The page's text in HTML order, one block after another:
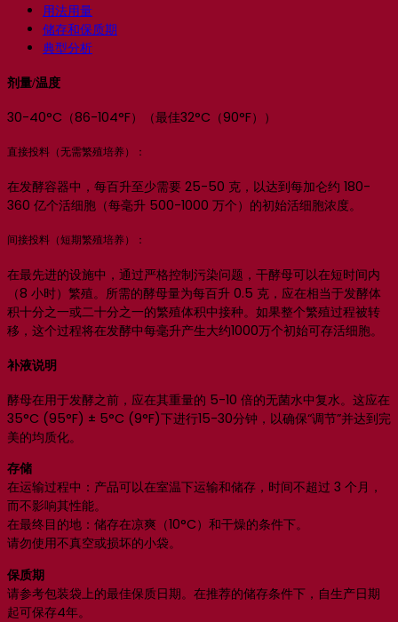
用法用量
储存和保质期
典型分析
剂量/温度
30-40°C（86-104°F）（最佳32°C（90°F））
直接投料（无需繁殖培养）：
在发酵容器中，每百升至少需要 25-50 克，以达到每加仑约 180-
360 亿个活细胞（每毫升 500-1000 万个）的初始活细胞浓度。
间接投料（短期繁殖培养）：
在最先进的设施中，通过严格控制污染问题，干酵母可以在短时间内
（8 小时）繁殖。所需的酵母量为每百升 0.5 克，应在相当于发酵体
积十分之一或二十分之一的繁殖体积中接种。如果整个繁殖过程被转
移，这个过程将在发酵中每毫升产生大约1000万个初始可存活细胞。
补液说明
酵母在用于发酵之前，应在其重量的 5-10 倍的无菌水中复水。这应在
35°C (95°F) ± 5°C (9°F)下进行15-30分钟，以确保“调节”并达到完
美的均质化。
存储
在运输过程中：产品可以在室温下运输和储存，时间不超过 3 个月，
而不影响其性能。
在最终目的地：储存在凉爽（10°C）和干燥的条件下。
请勿使用不真空或损坏的小袋。
保质期
请参考包装袋上的最佳保质日期。在推荐的储存条件下，自生产日期
起可保存4年。